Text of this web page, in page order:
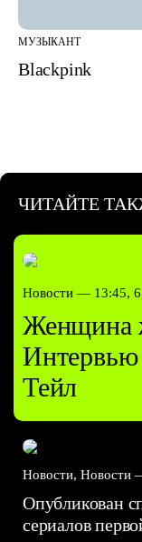
МУЗЫКАНТ
Blackpink
ЧИТАЙТЕ
Новости — 13:45,
Женщина
Интервью
Тейл
Новости, Новости
Опубликован
сериалов